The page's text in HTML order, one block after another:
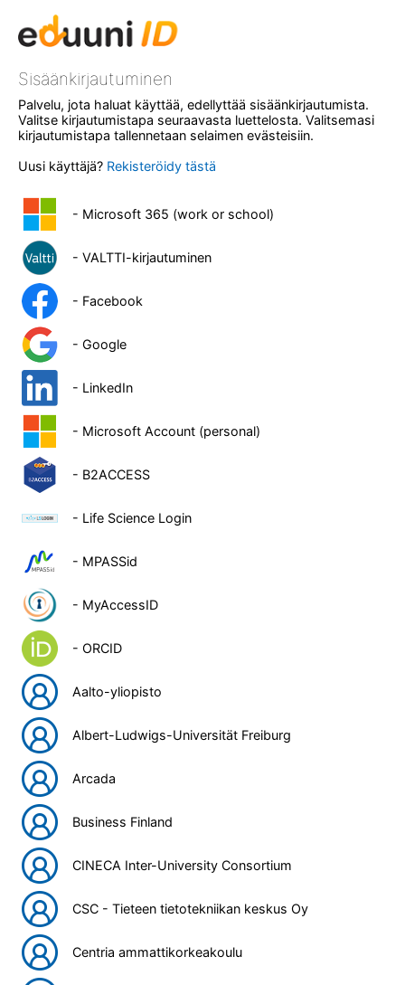
Sisäänkirjautuminen
Palvelu, jota haluat käyttää, edellyttää sisäänkirjautumista.
Valitse kirjautumistapa seuraavasta luettelosta. Valitsemasi
kirjautumistapa tallennetaan selaimen evästeisiin.
Uusi käyttäjä? Rekisteröidy tästä
- Microsoft 365 (work or school)
- VALTTI-kirjautuminen
- Facebook
- Google
- LinkedIn
- Microsoft Account (personal)
- B2ACCESS
- Life Science Login
- MPASSid
- MyAccessID
- ORCID
Aalto-yliopisto
Albert-Ludwigs-Universität Freiburg
Arcada
Business Finland
CINECA Inter-University Consortium
CSC - Tieteen tietotekniikan keskus Oy
Centria ammattikorkeakoulu